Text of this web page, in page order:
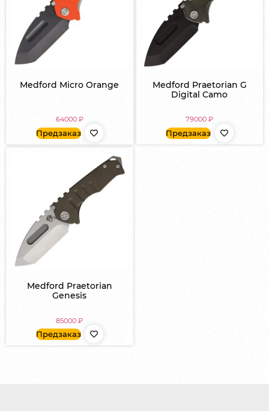
Medford Micro Orange
64000 ₽
Предзаказ
Medford Praetorian G
Digital Camo
79000₽
Предзаказ
Medford Praetorian
Genesis
85000₽
Предзаказ